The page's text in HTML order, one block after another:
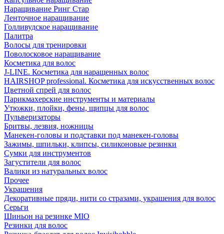
Наращивание Ринг Стар
Ленточное наращивание
Голливудское наращивание
Палитра
Волосы для тренировки
Поволосковое наращивание
Косметика для волос
J-LINE. Косметика для наращенных волос
HAIRSHOP professional. Косметика для искусственных волос
Цветной спрей для волос
Парикмахерские инструменты и материалы
Утюжки, плойки, фены, щипцы для волос
Пульверизаторы
Бритвы, лезвия, ножницы
Манекен-головы и подставки под манекен-головы
Зажимы, шпильки, клипсы, силиконовые резинки
Сумки для инструментов
Загустители для волос
Валики из натуральных волос
Прочее
Украшения
Декоративные пряди, нити со стразами, украшения для волос
Серьги
Шиньон на резинке MIO
Резинки для волос